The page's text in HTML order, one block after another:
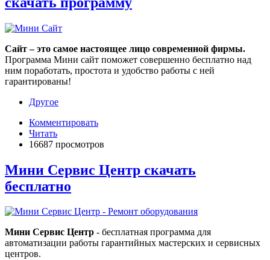
Сайт – это самое настоящее лицо современной фирмы.
Программа Мини сайт поможет совершенно бесплатно над
ним поработать, простота и удобство работы с ней
гарантированы!
Другое
Комментировать
Читать
16687 просмотров
Мини Сервис Центр скачать
бесплатно
Мини Сервис Центр - бесплатная программа для
автоматизации работы гарантийных мастерских и сервисных
центров.